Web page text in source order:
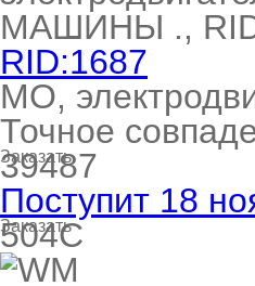
RID:1687
МО,
Точное
Заказать
39487
Поступит 18
Заказать
504C